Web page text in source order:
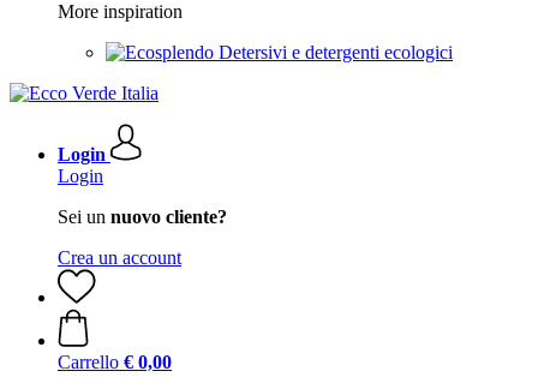
More inspiration
Detersivi e detergenti ecologici
Login
Login
Sei un nuovo cliente?
Crea un account
Carrello € 0,00